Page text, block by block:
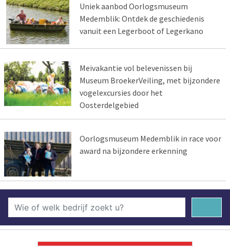
Uniek aanbod Oorlogsmuseum
Medemblik: Ontdek de geschiedenis
vanuit een Legerboot of Legerkano
Meivakantie vol belevenissen bij
Museum BroekerVeiling, met bijzondere
vogelexcursies door het
Oosterdelgebied
Oorlogsmuseum Medemblik in race voor
award na bijzondere erkenning